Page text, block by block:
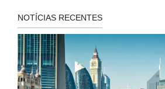
NOTÍCIAS RECENTES